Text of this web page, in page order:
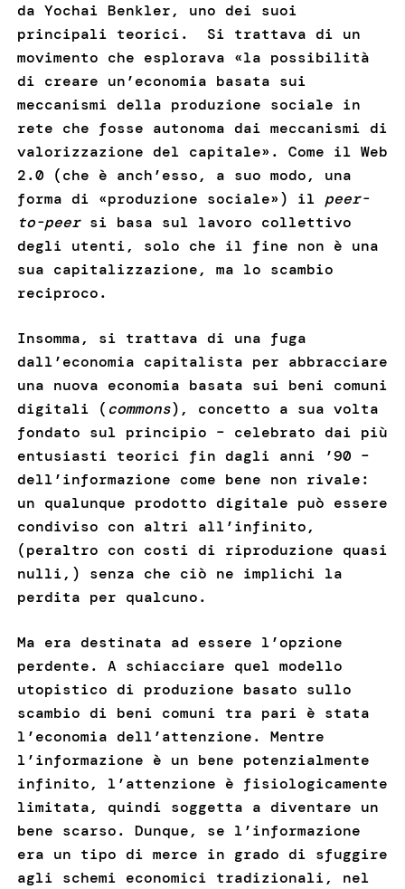
da Yochai Benkler, uno dei suoi
principali teorici. Si trattava di un
movimento che esplorava «la possibilità
di creare un’economia basata sui
meccanismi della produzione sociale in
rete che fosse autonoma dai meccanismi di
valorizzazione del capitale». Come il Web
2.0 (che è anch’esso, a suo modo, una
forma di «produzione sociale») il peer-
to-peer si basa sul lavoro collettivo
degli utenti, solo che il fine non è una
sua capitalizzazione, ma lo scambio
reciproco.
Insomma, si trattava di una fuga
dall’economia capitalista per abbracciare
una nuova economia basata sui beni comuni
digitali ( commons), concetto a sua volta
fondato sul principio – celebrato dai più
entusiasti teorici fin dagli anni ’90 –
dell’informazione come bene non rivale:
un qualunque prodotto digitale può essere
condiviso con altri all’infinito,
(peraltro con costi di riproduzione quasi
nulli,) senza che ciò ne implichi la
perdita per qualcuno.
Ma era destinata ad essere l’opzione
perdente. A schiacciare quel modello
utopistico di produzione basato sullo
scambio di beni comuni tra pari è stata
l’economia dell’attenzione. Mentre
l’informazione è un bene potenzialmente
infinito, l’attenzione è fisiologicamente
limitata, quindi soggetta a diventare un
bene scarso. Dunque, se l’informazione
era un tipo di merce in grado di sfuggire
agli schemi economici tradizionali, nel